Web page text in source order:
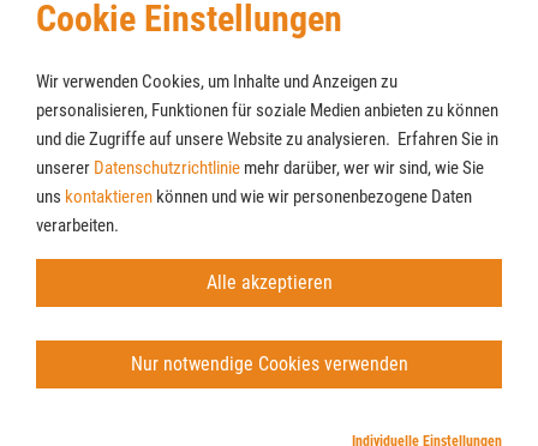
Cookie Einstellungen
Wir verwenden Cookies, um Inhalte und Anzeigen zu
personalisieren, Funktionen für soziale Medien anbieten zu können
und die Zugriffe auf unsere Website zu analysieren. Erfahren Sie in
unserer Datenschutzrichtlinie mehr darüber, wer wir sind, wie Sie
uns kontaktieren können und wie wir personenbezogene Daten
verarbeiten.
Alle akzeptieren
Nur notwendige Cookies verwenden
Individuelle Einstellungen
© Möbel Lenz GmbH & Co. KG
Cookies
Newsletter
AGB